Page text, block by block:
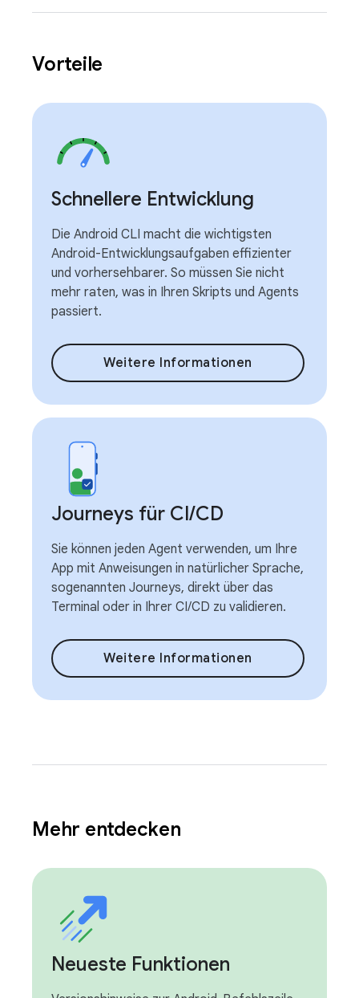
Vorteile
Schnellere Entwicklung
Die Android CLI macht die wichtigsten
Android-Entwicklungsaufgaben effizienter
und vorhersehbarer. So müssen Sie nicht
mehr raten, was in Ihren Skripts und Agents
passiert.
Weitere Informationen
Journeys für CI/CD
Sie können jeden Agent verwenden, um Ihre
App mit Anweisungen in natürlicher Sprache,
sogenannten Journeys, direkt über das
Terminal oder in Ihrer CI/CD zu validieren.
Weitere Informationen
Mehr entdecken
Neueste Funktionen